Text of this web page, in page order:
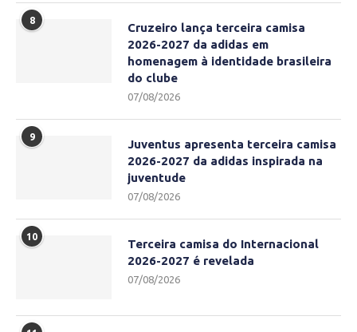
8
Cruzeiro lança terceira camisa
2026-2027 da adidas em
homenagem à identidade brasileira
do clube
07/08/2026
9
Juventus apresenta terceira camisa
2026-2027 da adidas inspirada na
juventude
07/08/2026
10
Terceira camisa do Internacional
2026-2027 é revelada
07/08/2026